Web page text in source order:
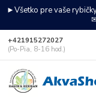
►Všetko pre vaše
+421915272027
(Po-Pia, 8-16 hod.)